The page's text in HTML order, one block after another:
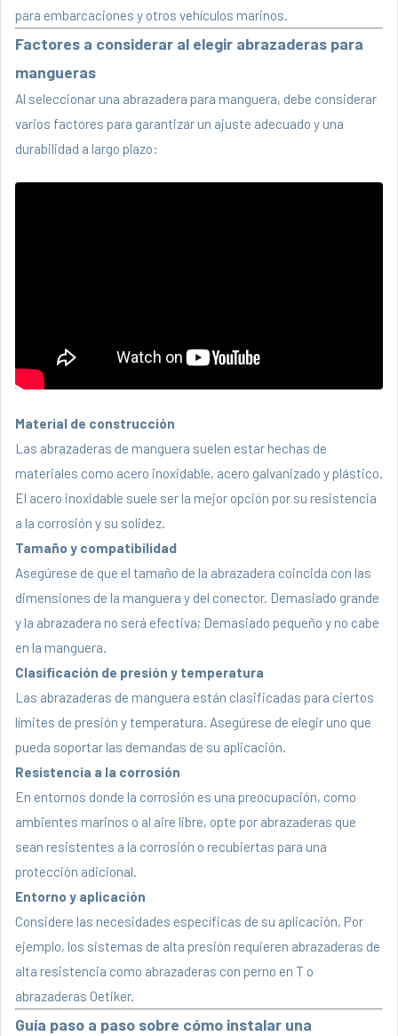
para embarcaciones y otros vehículos marinos.
Factores a considerar al elegir abrazaderas para
mangueras
Al seleccionar una abrazadera para manguera, debe considerar
varios factores para garantizar un ajuste adecuado y una
durabilidad a largo plazo:
Material de construcción
Las abrazaderas de manguera suelen estar hechas de
materiales como acero inoxidable, acero galvanizado y plástico.
El acero inoxidable suele ser la mejor opción por su resistencia
a la corrosión y su solidez.
Tamaño y compatibilidad
Asegúrese de que el tamaño de la abrazadera coincida con las
dimensiones de la manguera y del conector. Demasiado grande
y la abrazadera no será efectiva; Demasiado pequeño y no cabe
en la manguera.
Clasificación de presión y temperatura
Las abrazaderas de manguera están clasificadas para ciertos
límites de presión y temperatura. Asegúrese de elegir uno que
pueda soportar las demandas de su aplicación.
Resistencia a la corrosión
En entornos donde la corrosión es una preocupación, como
ambientes marinos o al aire libre, opte por abrazaderas que
sean resistentes a la corrosión o recubiertas para una
protección adicional.
Entorno y aplicación
Considere las necesidades específicas de su aplicación. Por
ejemplo, los sistemas de alta presión requieren abrazaderas de
alta resistencia como abrazaderas con perno en T o
abrazaderas Oetiker.
Guía paso a paso sobre cómo instalar una